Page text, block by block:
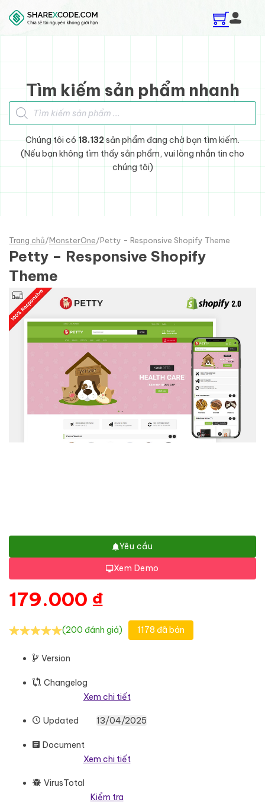
Skip to main content
Skip to footer
Tìm kiếm sản phẩm nhanh
Tìm kiếm sản phẩm
Chúng tôi có 18.132sản phẩm đang chờ bạn tìm kiếm.
(Nếu bạn không tìm thấy sản phẩm, vui lòng nhắn tin cho
chúng tôi)
Trang chủ/MonsterOne/Petty - Responsive Shopify Theme
Petty – Responsive Shopify
Theme
Yêu cầu
Xem Demo
179.000 ₫
(200 đánh giá) 1178 đã bán
Version
Changelog
Xem chi tiết
Updated 13/04/2025
Document
Xem chi tiết
VirusTotal
Kiểm tra